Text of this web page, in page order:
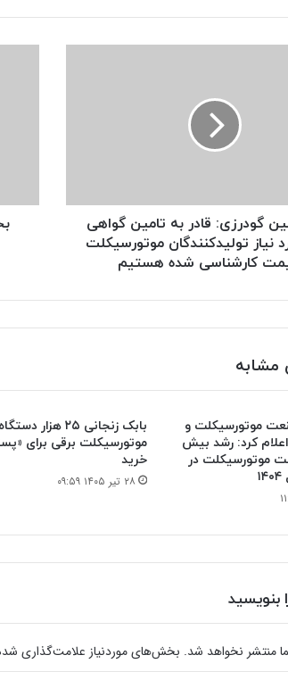
گودرزی: قادر به تامین گواهی
نیاز تولیدکنندگان موتورسیکلت
کارشناسی شده هستیم
مشابه
موتورسیکلت و
کرد: رشد بیش
موتورسیکلت در
بابک زنجانی ۲۵ هزار دستگاه
موتورسیکلت برقی برای
خرید
۲۸ تیر ۱۴۰۵ ۰۹:۵۹
بنویسید
منتشر نخواهد شد. بخش‌های موردنیاز علامت‌گذاری